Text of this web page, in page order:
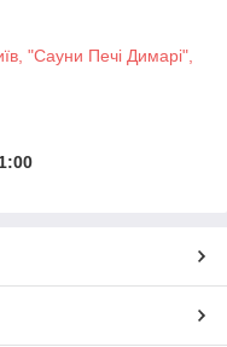
"Сауни Печі Димарі",